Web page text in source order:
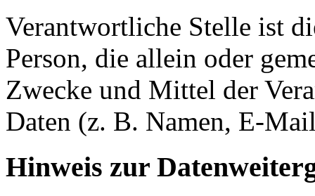
Verantwortliche Stelle ist
Person, die allein oder
Zwecke und Mittel der
Daten (z. B. Namen, E-
Hinweis zur